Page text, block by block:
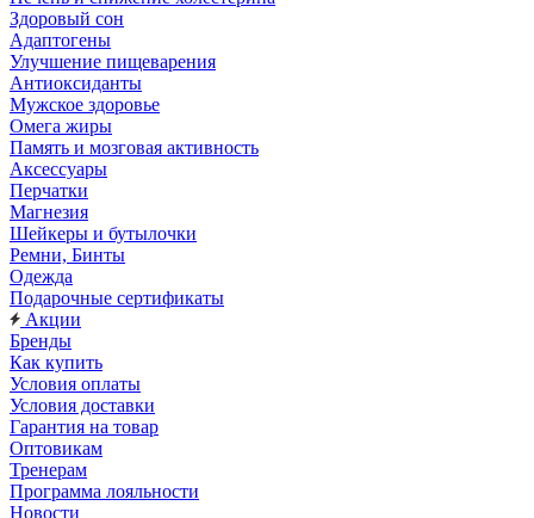
Здоровый сон
Адаптогены
Улучшение пищеварения
Антиоксиданты
Мужское здоровье
Омега жиры
Память и мозговая активность
Аксессуары
Перчатки
Магнезия
Шейкеры и бутылочки
Ремни, Бинты
Одежда
Подарочные сертификаты
Акции
Бренды
Как купить
Условия оплаты
Условия доставки
Гарантия на товар
Оптовикам
Тренерам
Программа лояльности
Новости